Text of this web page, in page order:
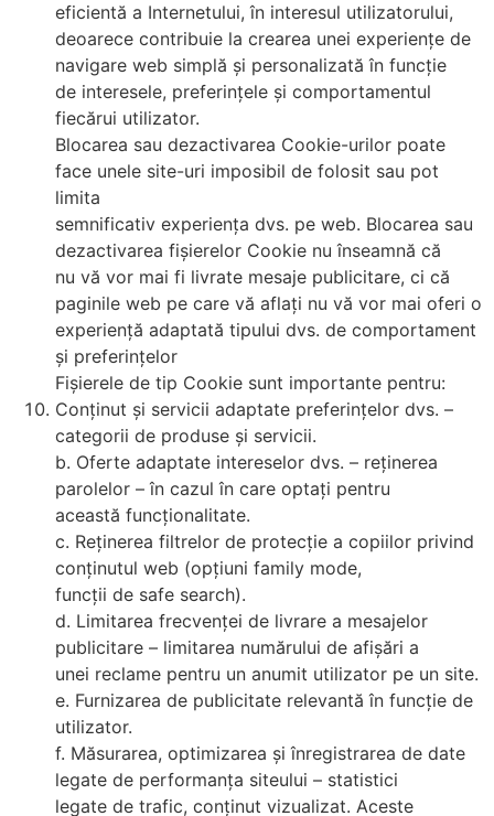
eficientă a Internetului, în interesul utilizatorului,
deoarece contribuie la crearea unei experiențe de
navigare web simplă și personalizată în funcție
de interesele, preferințele și comportamentul
fiecărui utilizator.
Blocarea sau dezactivarea Cookie-urilor poate
face unele site-uri imposibil de folosit sau pot
limita
semnificativ experiența dvs. pe web. Blocarea sau
dezactivarea fișierelor Cookie nu înseamnă că
nu vă vor mai fi livrate mesaje publicitare, ci că
paginile web pe care vă aflați nu vă vor mai oferi o
experiență adaptată tipului dvs. de comportament
și preferințelor
Fișierele de tip Cookie sunt importante pentru:
Conținut și servicii adaptate preferințelor dvs. –
categorii de produse și servicii.
b. Oferte adaptate intereselor dvs. – reținerea
parolelor – în cazul în care optați pentru
această funcționalitate.
c. Reținerea filtrelor de protecție a copiilor privind
conținutul web (opțiuni family mode,
funcții de safe search).
d. Limitarea frecvenței de livrare a mesajelor
publicitare – limitarea numărului de afișări a
unei reclame pentru un anumit utilizator pe un site.
e. Furnizarea de publicitate relevantă în funcție de
utilizator.
f. Măsurarea, optimizarea și înregistrarea de date
legate de performanța siteului – statistici
legate de trafic, conținut vizualizat. Aceste